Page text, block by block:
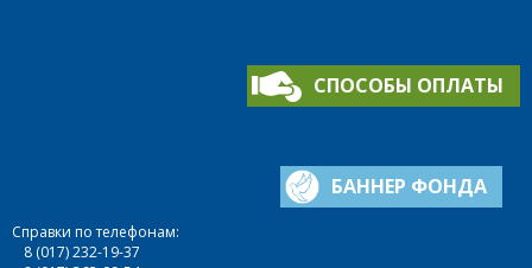
СПОСОБЫ ОПЛАТЫ
БАННЕР ФОНДА
Справки по телефонам:
8 (017) 232-19-37